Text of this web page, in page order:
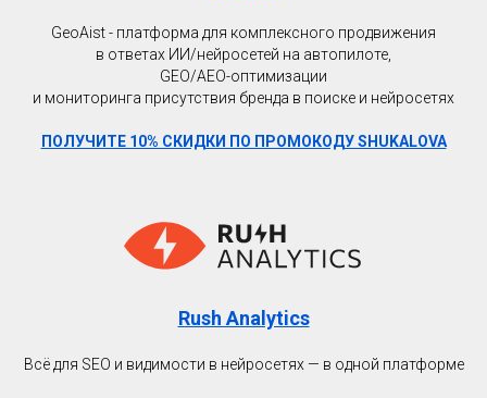
GeoAist - платформа для комплексного продвижения
в ответах ИИ/нейросетей на автопилоте,
GEO/AEO-оптимизации
и мониторинга присутствия бренда в поиске и нейросетях
ПОЛУЧИТЕ 10% СКИДКИ ПО ПРОМОКОДУ SHUKALOVA
Rush Analytics
Всё для SEO и видимости в нейросетях — в одной платформе